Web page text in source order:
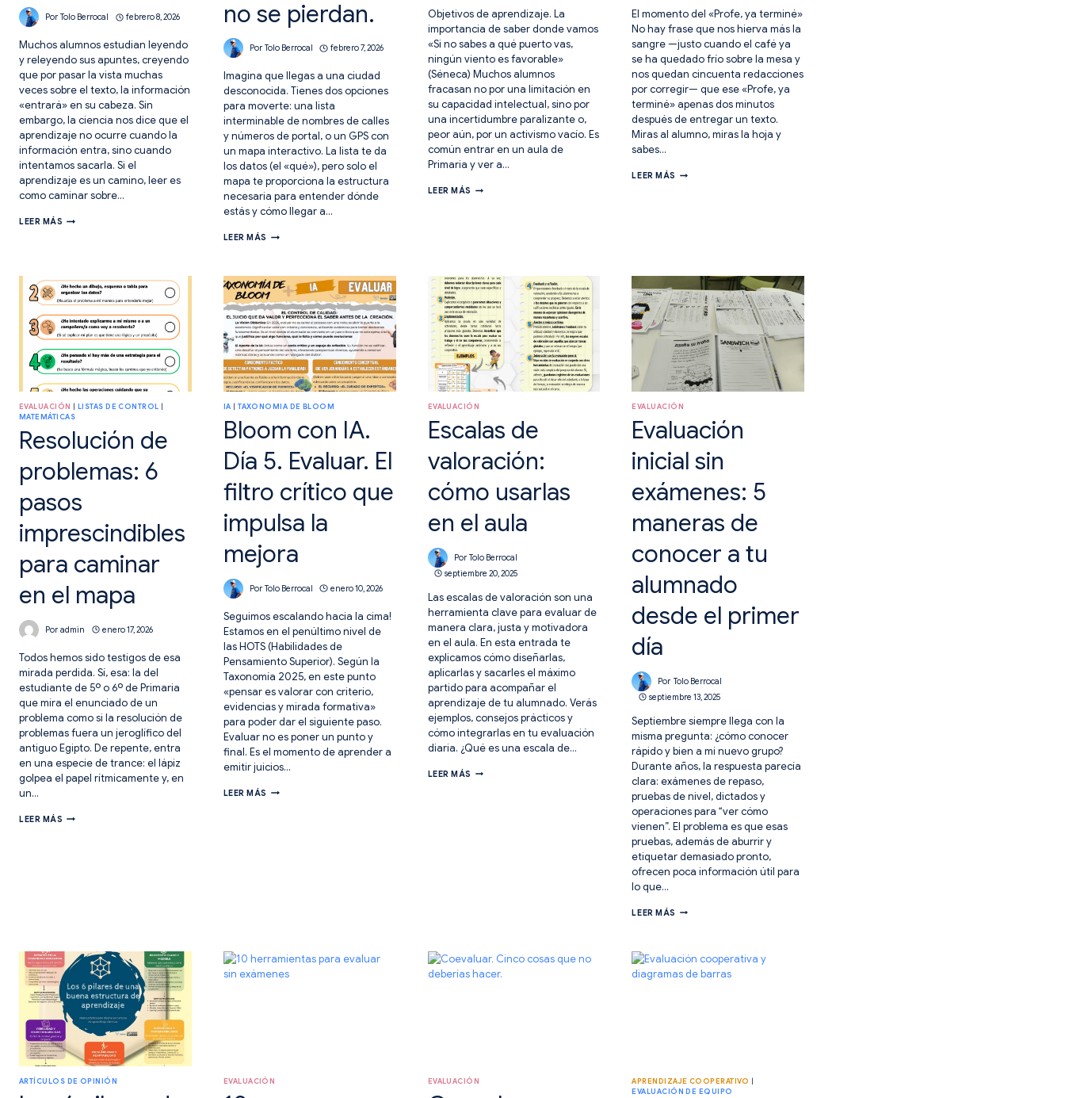
Por Tolo Berrocal febrero 8, 2026
Muchos alumnos estudian leyendo
y releyendo sus apuntes, creyendo
que por pasar la vista muchas
veces sobre el texto, la información
«entrará» en su cabeza. Sin
embargo, la ciencia nos dice que el
aprendizaje no ocurre cuando la
información entra, sino cuando
intentamos sacarla. Si el
aprendizaje es un camino, leer es
como caminar sobre…
LEER MÁS 4
¿HUELLA
EN
LA
ARENA
O
CAMINO
DE
PIEDRA?
no se pierdan.
Por Tolo Berrocal febrero 7, 2026
Imagina que llegas a una ciudad
desconocida. Tienes dos opciones
para moverte: una lista
interminable de nombres de calles
y números de portal, o un GPS con
un mapa interactivo. La lista te da
los datos (el «qué»), pero solo el
mapa te proporciona la estructura
necesaria para entender dónde
estás y cómo llegar a…
LEER MÁS ¿MAPA
SECRETOS
DE
LA
«ARQUITECTURA
MENTAL»
PARA
AYUDAR
A
TUS
ALUMNOS
NO
SE
Objetivos de aprendizaje. La
importancia de saber donde vamos
«Si no sabes a qué puerto vas,
ningún viento es favorable»
(Séneca) Muchos alumnos
fracasan no por una limitación en
su capacidad intelectual, sino por
una incertidumbre paralizante o,
peor aún, por un activismo vacío. Es
común entrar en un aula de
Primaria y ver a…
LEER MÁS OBJETIVOS
VAMOS.
El momento del «Profe, ya terminé»
No hay frase que nos hierva más la
sangre —justo cuando el café ya
se ha quedado frío sobre la mesa y
nos quedan cincuenta redacciones
por corregir— que ese «Profe, ya
terminé» apenas dos minutos
después de entregar un texto.
Miras al alumno, miras la hoja y
sabes…
LEER MÁS RUTINA
SIGNIFICATIVA
EVALUACIÓN | LISTAS DE CONTROL |
MATEMÁTICAS
Resolución de
problemas: 6
pasos
imprescindibles
para caminar
en el mapa
Por admin enero 17, 2026
Todos hemos sido testigos de esa
mirada perdida. Sí, esa: la del
estudiante de 5º o 6º de Primaria
que mira el enunciado de un
problema como si la resolución de
problemas fuera un jeroglífico del
antiguo Egipto. De repente, entra
en una especie de trance: el lápiz
golpea el papel rítmicamente y, en
un…
LEER MÁS RESOLUCIÓN
IA |TAXONOMIA DE BLOOM
Bloom con IA.
Día 5. Evaluar. El
filtro crítico que
impulsa la
mejora
Por Tolo Berrocal enero 10, 2026
Seguimos escalando hacia la cima!
Estamos en el penúltimo nivel de
las HOTS (Habilidades de
Pensamiento Superior). Según la
Taxonomía 2025, en este punto
«pensar es valorar con criterio,
evidencias y mirada formativa»
para poder dar el siguiente paso.
Evaluar no es poner un punto y
final. Es el momento de aprender a
emitir juicios…
LEER MÁS BLOOM
EVALUACIÓN
Escalas de
valoración:
cómo usarlas
en el aula
Por Tolo Berrocal
septiembre 20, 2025
Las escalas de valoración son una
herramienta clave para evaluar de
manera clara, justa y motivadora
en el aula. En esta entrada te
explicamos cómo diseñarlas,
aplicarlas y sacarles el máximo
partido para acompañar el
aprendizaje de tu alumnado. Verás
ejemplos, consejos prácticos y
cómo integrarlas en tu evaluación
diaria. ¿Qué es una escala de…
LEER MÁS ESCALAS
EVALUACIÓN
Evaluación
inicial sin
exámenes: 5
maneras de
conocer a tu
alumnado
desde el primer
día
Por Tolo Berrocal
septiembre 13, 2025
Septiembre siempre llega con la
misma pregunta: ¿cómo conocer
rápido y bien a mi nuevo grupo?
Durante años, la respuesta parecía
clara: exámenes de repaso,
pruebas de nivel, dictados y
operaciones para “ver cómo
vienen”. El problema es que esas
pruebas, además de aburrir y
etiquetar demasiado pronto,
ofrecen poca información útil para
lo que…
LEER MÁS EVALUACIÓN
5
MANERAS
DE
DÍA
ARTÍCULOS DE OPINIÓN EVALUACIÓN EVALUACIÓN APRENDIZAJE COOPERATIVO |
EVALUACIÓN DE EQUIPO